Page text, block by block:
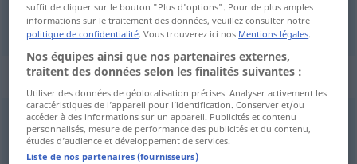
nesnášenlivý unduldsam
Synonymes de "unduldsam"
bockig,trotzig,widerspenstig,dickköpfig,störrisch
(Hauptform)
suffit de cliquer sur le bouton "Plus d'options". Pour de plus amples
informations sur le traitement des données, veuillez consulter notre
politique de confidentialité. Vous trouverez ici nos Mentions légales.
Nos équipes ainsi que nos partenaires externes,
traitent des données selon les finalités suivantes :
Utiliser des données de géolocalisation précises. Analyser activement les
caractéristiques de l’appareil pour l’identification. Conserver et/ou
accéder à des informations sur un appareil. Publicités et contenu
personnalisés, mesure de performance des publicités et du contenu,
études d’audience et développement de services.
Liste de nos partenaires (fournisseurs)